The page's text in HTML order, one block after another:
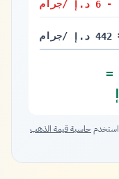
-
6 درهم
6 د.إ /جرام
442 درهم
442 د.إ /جرام
استخدمحاسبة قيمة الذهب